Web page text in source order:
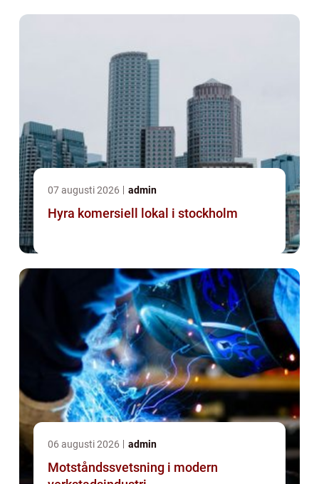
07 augusti 2026 admin
Hyra komersiell lokal i stockholm
06 augusti 2026 admin
Motståndssvetsning i modern